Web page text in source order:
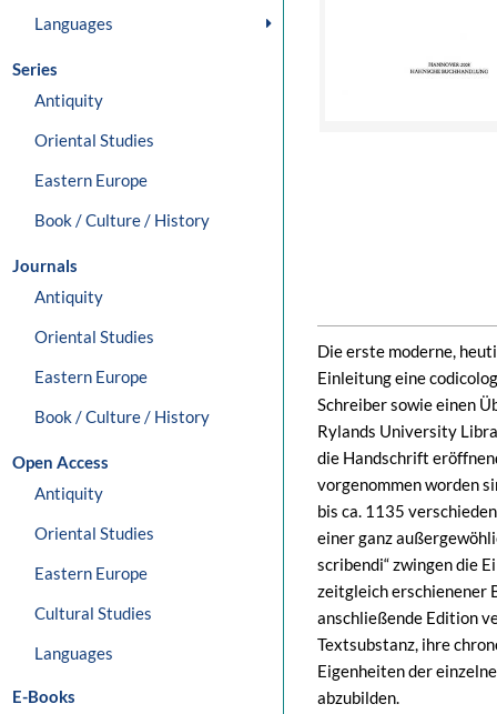
Languages
Series
Antiquity
Oriental Studies
Eastern Europe
Book / Culture / History
Journals
Antiquity
Oriental Studies
Eastern Europe
Book / Culture / History
Open Access
Antiquity
Oriental Studies
Eastern Europe
Cultural Studies
Languages
E-Books
Die erste moderne,
Einleitung eine
Schreiber sowie einen
Rylands University
die Handschrift
vorgenommen worden
bis ca. 1135
einer ganz
scribendi“ zwingen die
zeitgleich erschienener
anschließende Edition
Textsubstanz, ihre
Eigenheiten der
abzubilden.